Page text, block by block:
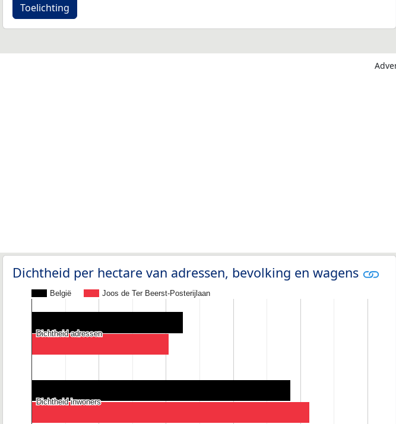
Toelichting
Dichtheid per hectare van adressen, bevolking en wagens
België Joos de Ter Beerst-Posterijlaan
Dichtheid adressen
Dichtheid adressen
Dichtheid inwoners
Dichtheid inwoners